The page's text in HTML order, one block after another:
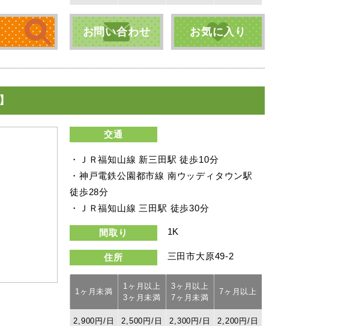
お問い合わせ お気に入り
交通
・ＪＲ福知山線 新三田駅 徒歩10分
・神戸電鉄公園都市線 南ウッディタウン駅
徒歩28分
・ＪＲ福知山線 三田駅 徒歩30分
間取り 1K
住所 三田市大原49-2
1ヶ月未満
1ヶ月以上
3ヶ月未満
3ヶ月以上
7ヶ月未満
7ヶ月以上
2,900円/日 2,500円/日 2,300円/日 2,200円/日